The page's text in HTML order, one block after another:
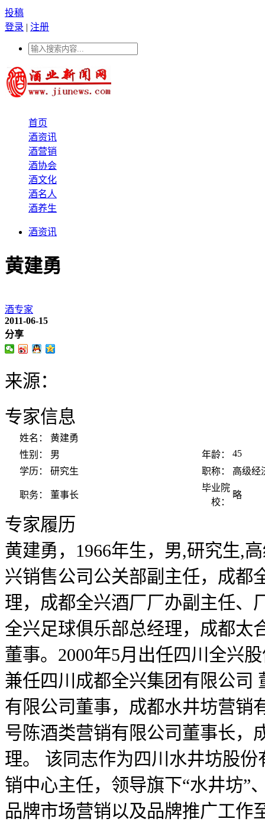
投稿
登录 | 注册
首页
酒资讯
酒营销
酒协会
酒文化
酒名人
酒养生
酒资讯
黄建勇
酒专家
2011-06-15
分享
来源：
专家信息
姓名：
黄建勇
性别：
男 年龄：
45
学历：
研究生 职称： 高级经
职务： 董事长
毕业院
校：
略
专家履历
黄建勇，1966年生，男,研究生,
兴销售公司公关部副主任，成都
理，成都全兴酒厂厂办副主任、
全兴足球俱乐部总经理，成都太
董事。2000年5月出任四川全兴
兼任四川成都全兴集团有限公司
有限公司董事，成都水井坊营销
号陈酒类营销有限公司董事长，
理。 该同志作为四川水井坊股
销中心主任，领导旗下“水井坊”
品牌市场营销以及品牌推广工作